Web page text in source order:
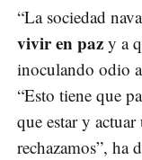
“La sociedad
vivir en paz y a
inoculando odio
“Esto tiene que
que estar y
rechazamos”, ha